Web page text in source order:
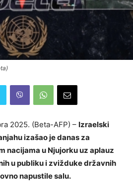
2025. (Beta-AFP) – Izraelski
izašao je danas za
nacijama u Njujorku uz aplauz
u publiku i zvižduke državnih
napustile salu.